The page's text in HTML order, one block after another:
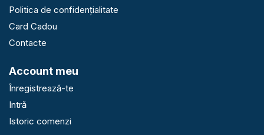
Politica de confidențialitate
Card Cadou
Contacte
Account meu
Înregistrează-te
Intră
Istoric comenzi